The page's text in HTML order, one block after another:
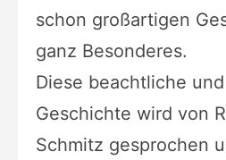
schon großartigen
ganz Besonderes.
Diese beachtliche
Geschichte wird von
Schmitz gesprochen